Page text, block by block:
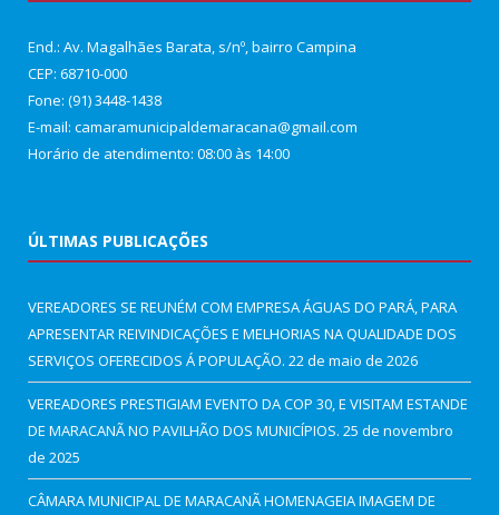
End.: Av. Magalhães Barata, s/nº, bairro Campina
CEP: 68710-000
Fone: (91) 3448-1438
E-mail: camaramunicipaldemaracana@gmail.com
Horário de atendimento: 08:00 às 14:00
ÚLTIMAS PUBLICAÇÕES
VEREADORES SE REUNÉM COM EMPRESA ÁGUAS DO PARÁ, PARA
APRESENTAR REIVINDICAÇÕES E MELHORIAS NA QUALIDADE DOS
SERVIÇOS OFERECIDOS Á POPULAÇÃO. 22 de maio de 2026
VEREADORES PRESTIGIAM EVENTO DA COP 30, E VISITAM ESTANDE
DE MARACANÃ NO PAVILHÃO DOS MUNICÍPIOS. 25 de novembro
de 2025
CÂMARA MUNICIPAL DE MARACANÃ HOMENAGEIA IMAGEM DE